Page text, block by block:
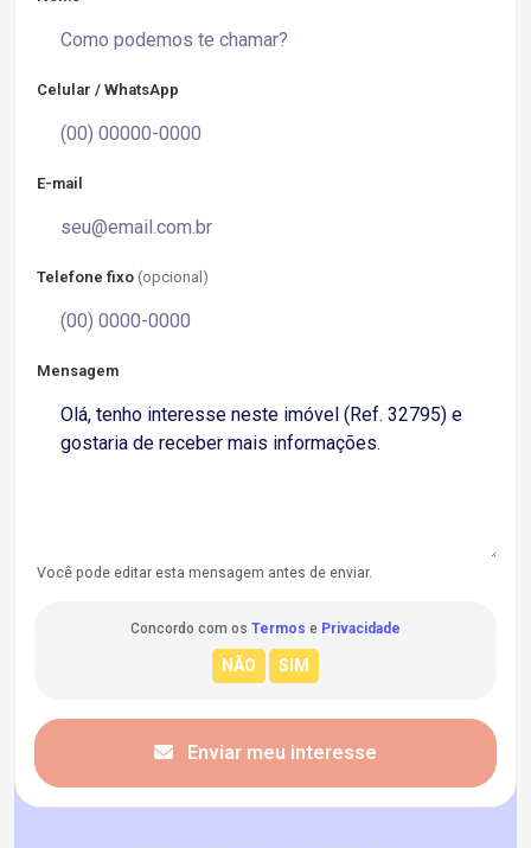
Celular / WhatsApp
E-mail
Telefone fixo (opcional)
Mensagem
Você pode editar esta mensagem antes de enviar.
Concordo com os Termos e Privacidade
Enviar meu interesse